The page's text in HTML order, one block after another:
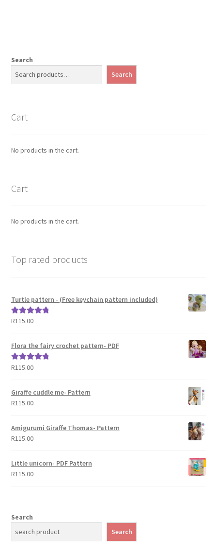
Search
Search
Cart
No products in the cart.
Cart
No products in the cart.
Top rated products
Turtle pattern - (Free keychain pattern included)
Rated5.00
R115.00
Flora the fairy crochet pattern- PDF
Rated5.00
R115.00
Giraffe cuddle me- Pattern
R115.00
Amigurumi Giraffe Thomas- Pattern
R115.00
Little unicorn- PDF Pattern
R115.00
Search
Search